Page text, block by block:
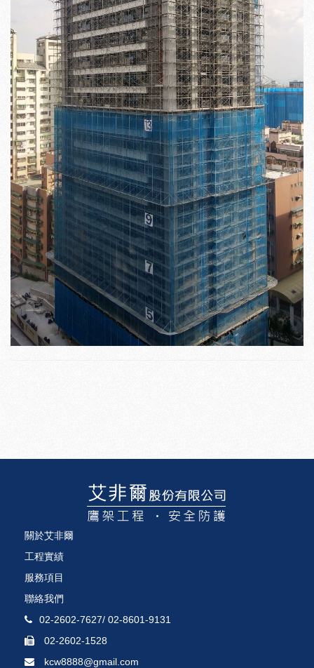
關於艾非爾
工程實績
服務項目
聯絡我們
02-2602-7627/ 02-8601-9131
02-2602-1528
kcw8888@gmail.com